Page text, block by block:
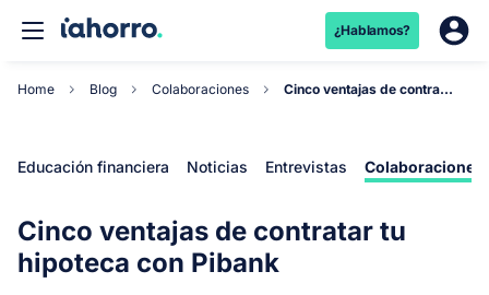
¿Hablamos?
Home Blog Colaboraciones Cinco ventajas de contratar tu hipoteca con Piba...
Educación financiera Noticias Entrevistas Colaboraciones
Cinco ventajas de contratar tu
hipoteca con Pibank